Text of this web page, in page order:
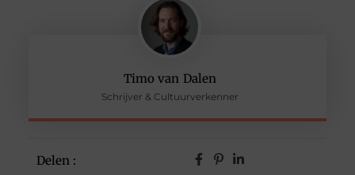
Timo van Dalen
Schrijver & Cultuurverkenner
Delen :